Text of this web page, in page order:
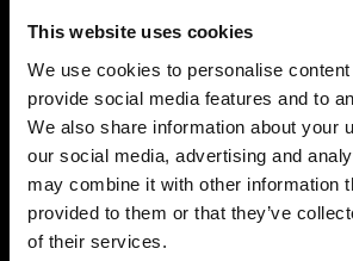
This website uses cookies
We use cookies to personalise
provide social media features and to
We also share information about your
our social media, advertising and
may combine it with other information
provided to them or that they’ve
of their services.
Precisión y control
Gracias a un rango de potencia de